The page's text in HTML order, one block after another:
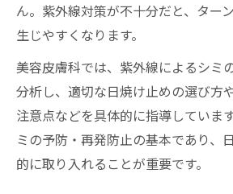
ん。紫外線対策が不十分だと、ター
生じやすくなります。
美容皮膚科では、紫外線によるシミ
分析し、適切な日焼け止めの選び方
注意点などを具体的に指導していま
ミの予防・再発防止の基本であり、
的に取り入れることが重要です。